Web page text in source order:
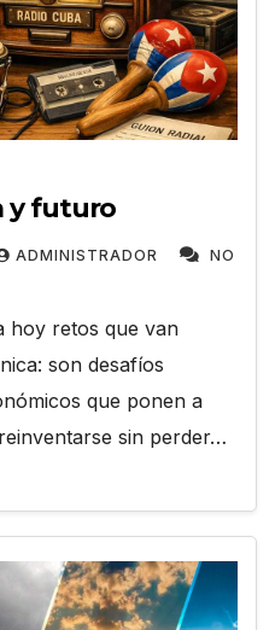
y futuro
ADMINISTRADOR NO
hoy retos que van
son desafíos
que ponen a
sin perder…